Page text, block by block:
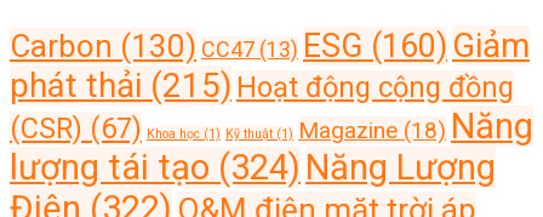
Carbon (130) CC47 (13) ESG (160) Giảm
phát thải (215) Hoạt động cộng đồng
(CSR) (67) Khoa học (1) Kỹ thuật (1) Magazine (18) Năng
lượng tái tạo (324) Năng Lượng
Điện (322) O&M điện mặt trời áp